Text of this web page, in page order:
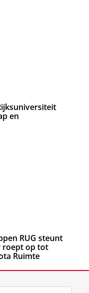
en
RUG steunt
roept op tot
Ruimte